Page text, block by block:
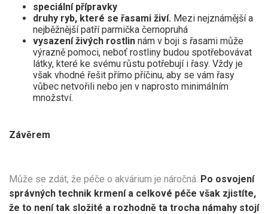
speciální přípravky
druhy ryb, které se řasami živí. Mezi nejznámější a
nejběžnější patří parmička černopruhá
vysazení živých rostlin nám v boji s řasami může
výrazně pomoci, neboť rostliny budou spotřebovávat
látky, které ke svému růstu potřebují i řasy. Vždy je
však vhodné řešit přímo příčinu, aby se vám řasy
vůbec netvořili nebo jen v naprosto minimálním
množství.
Závěrem
Může se zdát, že péče o akvárium je náročná. Po osvojení
správných technik krmení a celkové péče však zjistíte,
že to není tak složité a rozhodně ta trocha námahy stojí